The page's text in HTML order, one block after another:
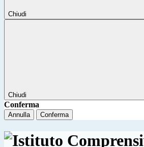
Chiudi
Chiudi
Conferma
Annulla Conferma